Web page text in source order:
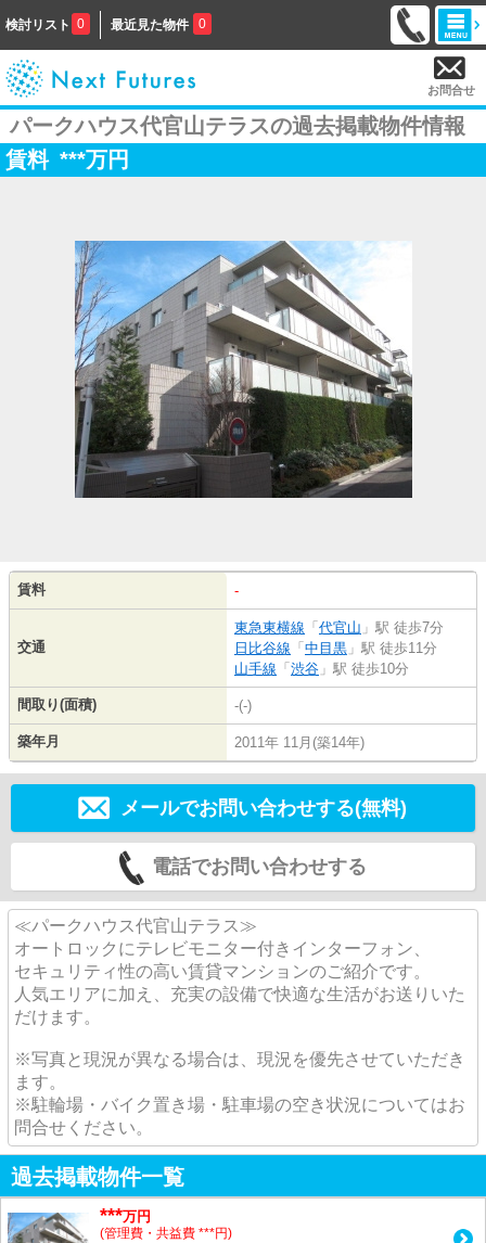
検討リスト 0 最近見た物件 0
お問合せ
パークハウス代官山テラスの過去掲載物件情報
賃料 ***万円
賃料 -
交通
東急東横線 「 代官山 」駅 徒歩7分
日比谷線 「 中目黒 」駅 徒歩11分
山手線 「 渋谷 」駅 徒歩10分
間取り(面積) -(-)
築年月 2011年 11月(築14年)
メールでお問い合わせする(無料)
電話でお問い合わせする
≪パークハウス代官山テラス≫
オートロックにテレビモニター付きインターフォン、
セキュリティ性の高い賃貸マンションのご紹介です。
人気エリアに加え、充実の設備で快適な生活がお送りいた
だけます。
※写真と現況が異なる場合は、現況を優先させていただき
ます。
※駐輪場・バイク置き場・駐車場の空き状況についてはお
問合せください。
過去掲載物件一覧
***万円
(管理費・共益費 ***円)